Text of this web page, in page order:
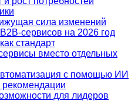
сила изменений
сервисов на 2026 год
стандарт
вместо отдельных
с помощью ИИ
рекомендации
для лидеров